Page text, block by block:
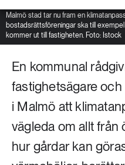
Malmö stad tar nu fram en
bostadsrättsföreningar ska till
kommer ut till fastigheten. Foto: Istock
En kommunal
fastighetsägare
i Malmö att
vägleda om allt från
hur gårdar kan